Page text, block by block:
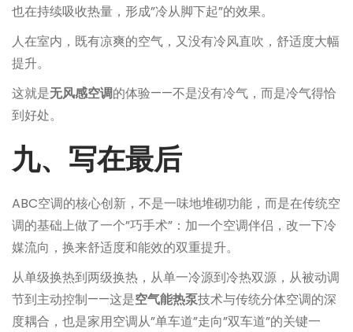
也在持续吸收热量，形成”冷从脚下起”的效果。
人在室内，既有凉爽的空气，又没有冷风直吹，舒适度大幅
提升。
这就是无风感空调的体验——不是没有冷气，而是冷气得恰
到好处。
九、写在最后
ABC空调的核心创新，不是一味地堆砌功能，而是在传统空
调的基础上做了一个”巧手术”：加一个空调伴侣，改一下冷
媒流向，换来舒适度和能效的双重提升。
从单级换热到两级换热，从单一冷源到冷热双源，从被动调
节到主动控制——这是空气能热泵技术与传统分体空调的深
度耦合，也是家用空调从”单车道”走向”双车道”的关键一